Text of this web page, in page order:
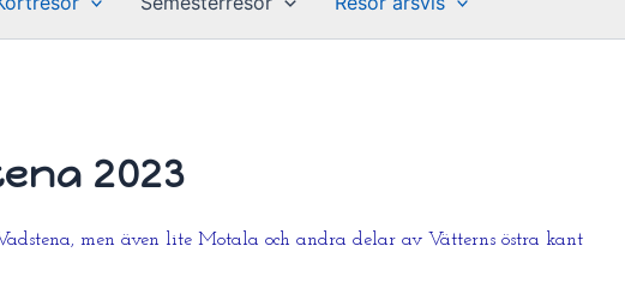
2023
men även lite Motala och andra delar av Vätterns östra kant